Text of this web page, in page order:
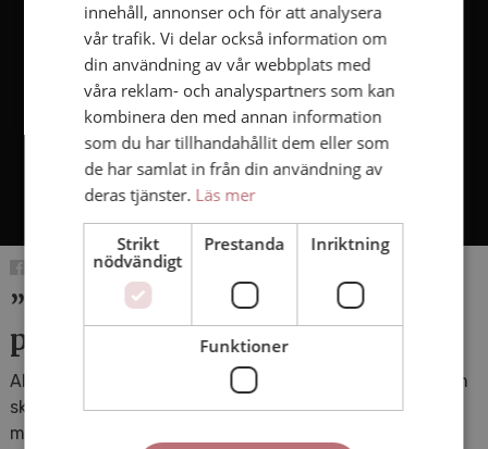
”Vi har fått fantastiska kvitton
på att filmerna fungerar”
Alla som jobbar på Capio S:t Görans Sjukhus i Stockholm
ska ha genomgått en utbildning i bemötande‚ ett
material som består av inspirations- och
innehåll, annonser och för att analysera
vår trafik. Vi delar också information om
din användning av vår webbplats med
våra reklam- och analyspartners som kan
kombinera den med annan information
som du har tillhandahållit dem eller som
de har samlat in från din användning av
deras tjänster. Läs mer
Strikt
nödvändigt
Prestanda Inriktning
Funktioner